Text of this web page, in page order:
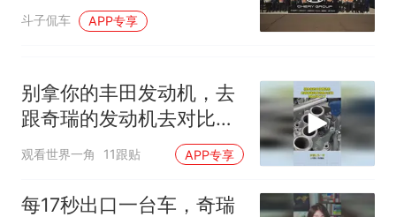
斗子侃车 APP专享
别拿你的丰田发动机，去
跟奇瑞的发动机去对比，
因为你比不了
观看世界一角 11跟贴 APP专享
每17秒出口一台车，奇瑞